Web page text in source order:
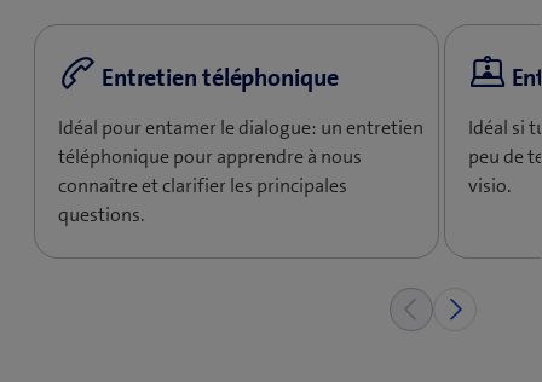
Entretien téléphonique
Idéal pour entamer le dialogue: un entretien
téléphonique pour apprendre à nous
connaître et clarifier les principales
questions.
Idéal si
peu de
visio.